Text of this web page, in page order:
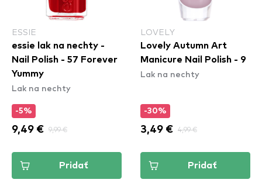
ESSIE
essie lak na nechty -
Nail Polish - 57 Forever
Yummy
Lak na nechty
-5%
9,49 € 9,99 €
Pridať
LOVELY
Lovely Autumn Art
Manicure Nail Polish - 9
Lak na nechty
-30%
3,49 € 4,99 €
Pridať